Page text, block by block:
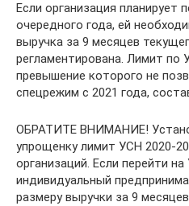
Если организация планирует
очередного года, ей
выручка за 9 месяцев
регламентирована. Лимит по
превышение которого не
спецрежим с 2021 года,
ОБРАТИТЕ ВНИМАНИЕ!
упрощенку лимит УСН 2020-
организаций. Если перейти
индивидуальный
размеру выручки за 9